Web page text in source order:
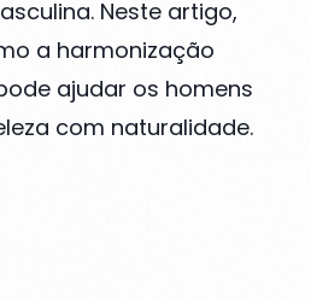
Neste artigo,
a harmonização
ajudar os homens
com naturalidade.